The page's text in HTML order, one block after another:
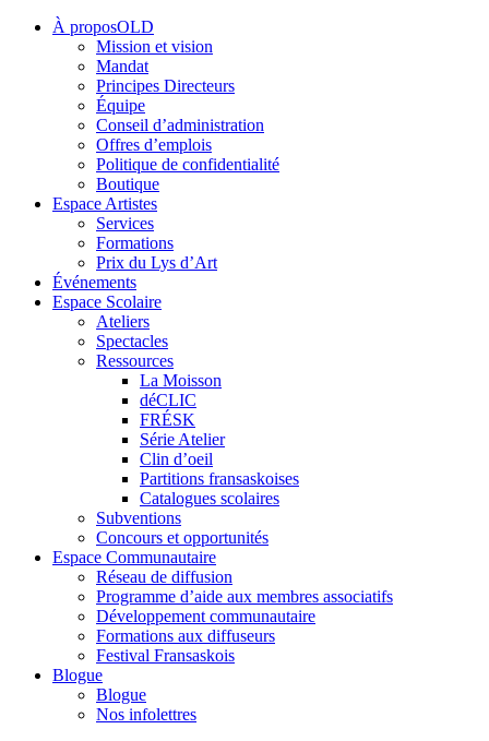
À proposOLD
Mission et vision
Mandat
Principes Directeurs
Équipe
Conseil d’administration
Offres d’emplois
Politique de confidentialité
Boutique
Espace Artistes
Services
Formations
Prix du Lys d’Art
Événements
Espace Scolaire
Ateliers
Spectacles
Ressources
La Moisson
déCLIC
FRÉSK
Série Atelier
Clin d’oeil
Partitions fransaskoises
Catalogues scolaires
Subventions
Concours et opportunités
Espace Communautaire
Réseau de diffusion
Programme d’aide aux membres associatifs
Développement communautaire
Formations aux diffuseurs
Festival Fransaskois
Blogue
Blogue
Nos infolettres